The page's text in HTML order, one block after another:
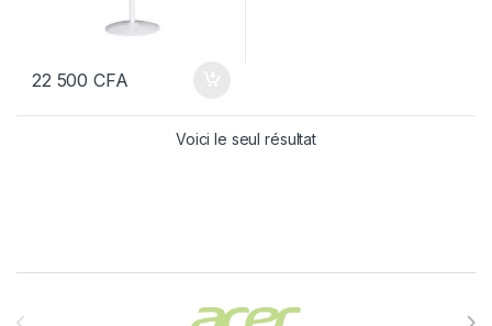
22 500CFA
Voici le seul résultat